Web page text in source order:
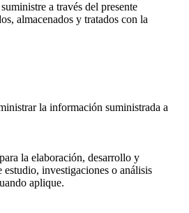
a través del presente
almacenados y tratados con la
la información suministrada a
la elaboración, desarrollo y
estudio, investigaciones o análisis
aplique.